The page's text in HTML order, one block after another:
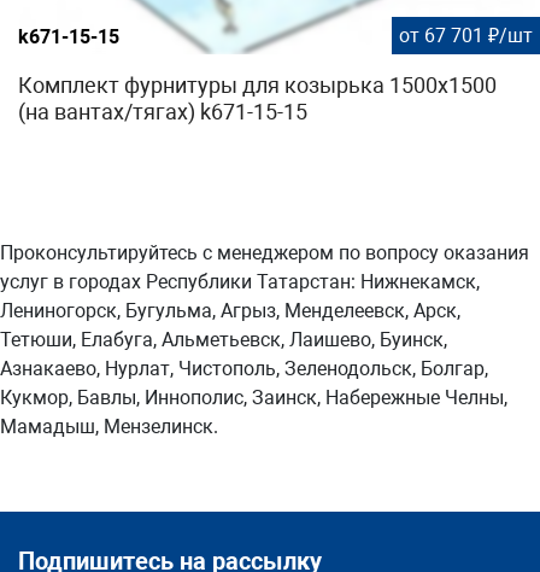
k671-15-15 от 67 701 ₽/шт
Комплект фурнитуры для козырька 1500х1500
(на вантах/тягах) k671-15-15
Проконсультируйтесь с менеджером по вопросу оказания
услуг в городах Республики Татарстан: Нижнекамск,
Лениногорск, Бугульма, Агрыз, Менделеевск, Арск,
Тетюши, Елабуга, Альметьевск, Лаишево, Буинск,
Азнакаево, Нурлат, Чистополь, Зеленодольск, Болгар,
Кукмор, Бавлы, Иннополис, Заинск, Набережные Челны,
Мамадыш, Мензелинск.
Подпишитесь на рассылку